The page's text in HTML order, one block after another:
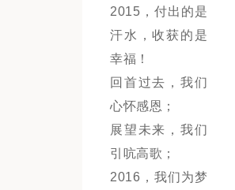
2015，付出的是
汗水，收获的是
幸福！
回首过去，我们
心怀感恩；
展望未来，我们
引吭高歌；
2016，我们为梦